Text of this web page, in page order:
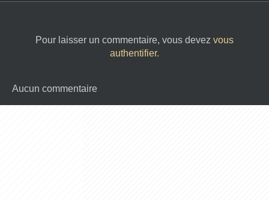
Pour laisser un commentaire, vous devez vous
authentifier.
Aucun commentaire